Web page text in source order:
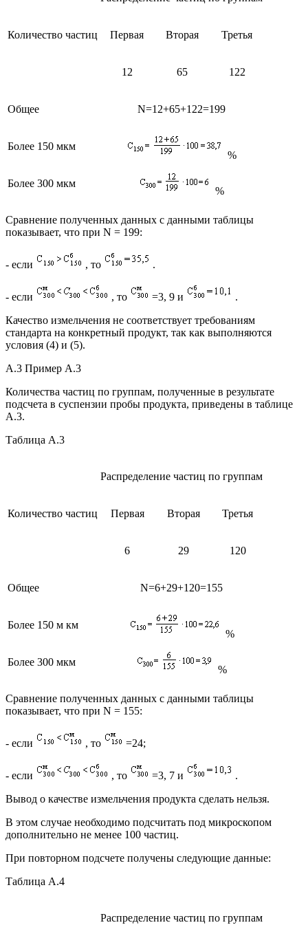
Количество частиц Первая Вторая Третья
12 65 122
Общее N=12+65+122=199
Более 150 мкм
%
Более 300 мкм
%
Сравнение полученных данных с данными таблицы
показывает, что при N = 199:
- если , то .
- если , то =3, 9 и
.
Качество измельчения не соответствует требованиям
стандарта на конкретный продукт, так как выполняются
условия (4) и (5).
А.3 Пример А.3
Количества частиц по группам, полученные в результате
подсчета в суспензии пробы продукта, приведены в таблице
А.3.
Таблица А.3
Количество частиц
Распределение частиц по группам
Первая Вторая Третья
6 29 120
Общее N=6+29+120=155
Более 150 м км
%
Более 300 мкм
%
Сравнение полученных данных с данными таблицы
показывает, что при N = 155:
- если , то =24;
- если , то =3, 7 и
.
Вывод о качестве измельчения продукта сделать нельзя.
В этом случае необходимо подсчитать под микроскопом
дополнительно не менее 100 частиц.
При повторном подсчете получены следующие данные:
Таблица А.4
Распределение частиц по группам